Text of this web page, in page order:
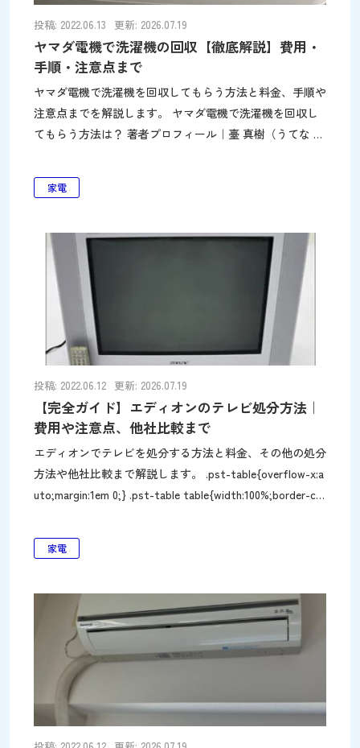
えば、新しい商品の配送・設置と一緒に引き取って
投稿: 2022.06.13 更新: 2026.07.19
ヤマダ電機で洗濯機の回収【徹底解説】費用・
手順・注意点まで
ヤマダ電機で洗濯機を回収してもらう方法と料金、手順や
注意点までを解説します。 ヤマダ電機で洗濯機を回収し
てもらう方法は？ 著者プロフィール｜臺 真樹（うてな し
業）、リユース・リサイクル事業で「捨てずに活かす」を
実践。不用品回収・遺品整理を通じて環境と社会に貢献。
数。古物商許可 431090015198／産業廃棄物収集運搬業許
可（4都県）／あいおいニッセイ同和損害保険 上限1億円
加入。詳細はこちら 「ヤマダ電機で洗濯機を回収しても
らいたいけど、やってもらえるの…？」そのようにお困り
ではありませんか？ヤマダ電機では、洗濯機を回収しても
らえます。主に以下の場合に、洗濯機の回収を申し込むこ
とができます。 リサイクル対象家電を購
家電
投稿: 2022.06.12 更新: 2026.07.19
【完全ガイド】エディオンのテレビ処分方法｜
費用や注意点、他社比較まで
エディオンでテレビを処分する方法と料金、その他の処分
方法や他社比較まで解説します。 .pst-table{overflow-x:a
uto;margin:1em 0;} .pst-table table{width:100%;border-col
t:1.6;color:#333;background:#fff;} .pst-table th,.pst-tabl
e td{border:1px solid #dde3ea;padding:8px 10px;vertical-al
ap:break-word;} .pst-table tr:first-child t
家電